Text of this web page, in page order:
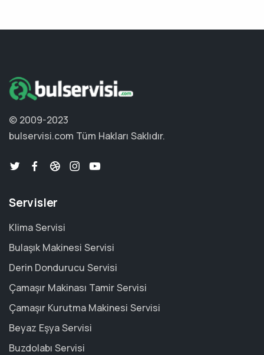
© 2009-2023
bulservisi.com Tüm Hakları Saklıdır.
Servisler
Klima Servisi
Bulaşık Makinesi Servisi
Derin Dondurucu Servisi
Çamaşır Makinası Tamir Servisi
Çamaşır Kurutma Makinesi Servisi
Beyaz Eşya Servisi
Buzdolabı Servisi